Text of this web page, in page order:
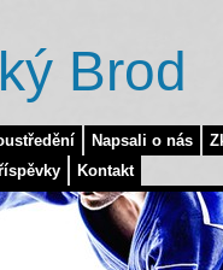
Napsali o nás
Kontakt
Brod